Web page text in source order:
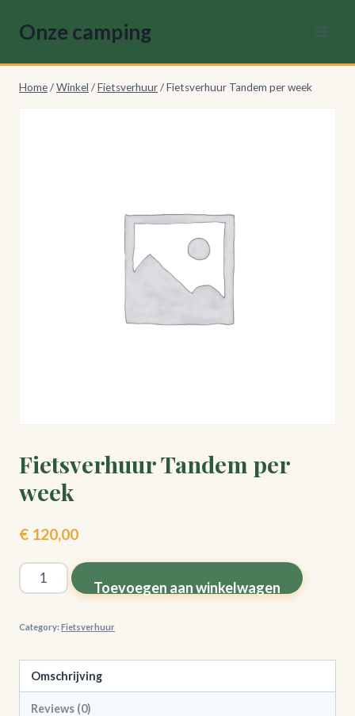
naarOnze camping
Home/Winkel /Fietsverhuur/Fietsverhuur Tandem per week
Fietsverhuur Tandem per
week
€ 120,00
Fietsverhuur
Tandem
quantity
Toevoegen aan winkelwagen
Category:Fietsverhuur
Omschrijving
Reviews (0)